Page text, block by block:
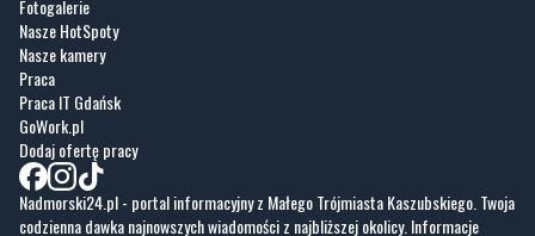
Praca IT Gdańsk
GoWork.pl
Dodaj ofertę pracy
Nadmorski24.pl - portal informacyjny z Małego Trójmiasta Kaszubskiego. Twoja
codzienna dawka najnowszych wiadomości z najbliższej okolicy. Informacje
społeczne, kulturalne i sportowe z Wejherowa, Pucka, Redy, Rumi i okolic.
Zawsze sprawdzone i aktualne info dla mieszkańców Małego Trójmiasta
Kaszubskiego.